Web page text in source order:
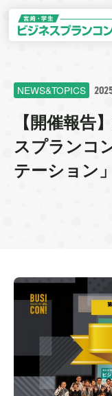
NEWS&TOPICS
【開催報告
スプランコ
テーション